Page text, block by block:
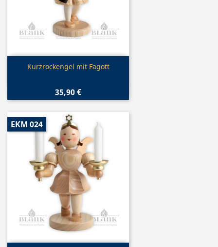
Vorschau
Kurzrockengel mit Fagott
35,90 €
EKM 024